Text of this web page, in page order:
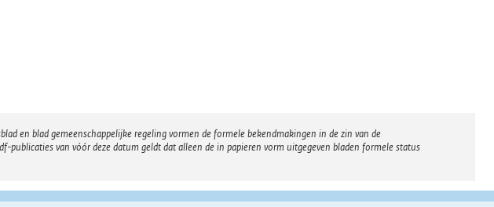
en blad gemeenschappelijke regeling vormen de formele bekendmakingen in de zin van de
van vóór deze datum geldt dat alleen de in papieren vorm uitgegeven bladen formele status